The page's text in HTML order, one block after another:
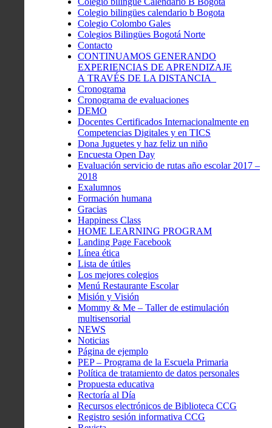
Colegio bilingües calendario b Bogota
Colegio Colombo Gales
Colegios Bilingües Bogotá Norte
Contacto
CONTINUAMOS GENERANDO
EXPERIENCIAS DE APRENDIZAJE
A TRAVÉS DE LA DISTANCIA
Cronograma
Cronograma de evaluaciones
DEMO
Docentes Certificados Internacionalmente en
Competencias Digitales y en TICS
Dona Juguetes y haz feliz un niño
Encuesta Open Day
Evaluación servicio de rutas año escolar 2017 –
2018
Exalumnos
Formación humana
Gracias
Happiness Class
HOME LEARNING PROGRAM
Landing Page Facebook
Línea ética
Lista de útiles
Los mejores colegios
Menú Restaurante Escolar
Misión y Visión
Mommy & Me – Taller de estimulación
multisensorial
NEWS
Noticias
Página de ejemplo
PEP – Programa de la Escuela Primaria
Política de tratamiento de datos personales
Propuesta educativa
Rectoría al Día
Recursos electrónicos de Biblioteca CCG
Registro sesión informativa CCG